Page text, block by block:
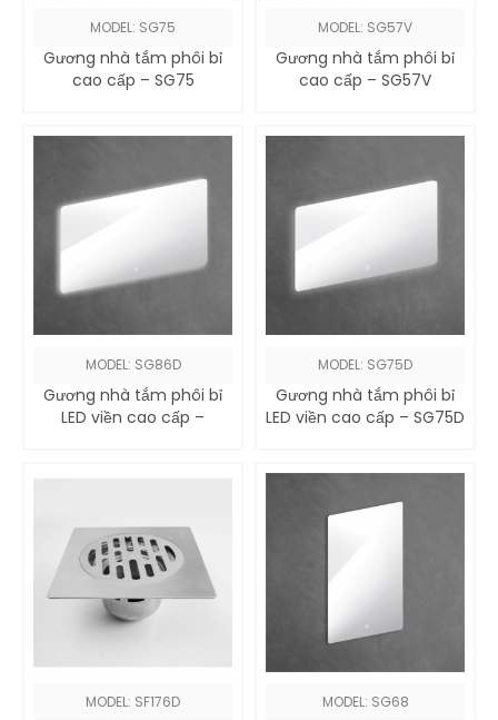
MODEL: SG75
Gương nhà tắm phôi bỉ
cao cấp – SG75
MODEL: SG57V
Gương nhà tắm phôi bỉ
cao cấp – SG57V
MODEL: SG86D
Gương nhà tắm phôi bỉ
LED viền cao cấp –
MODEL: SG75D
Gương nhà tắm phôi bỉ
LED viền cao cấp – SG75D
MODEL: SF176D MODEL: SG68